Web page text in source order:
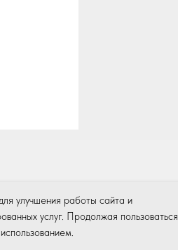
улучшения работы сайта и
услуг. Продолжая пользоваться